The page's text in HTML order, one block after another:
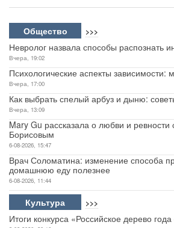
Общество >>>
Невролог назвала способы распознать
Вчера, 19:02
Психологические аспекты зависимости:
Вчера, 17:00
Как выбрать спелый арбуз и дыню:
Вчера, 13:09
Mary Gu рассказала о любви и ревности
Борисовым
6-08-2026, 15:47
Врач Соломатина: изменение способа
домашнюю еду полезнее
6-08-2026, 11:44
Культура >>>
Итоги конкурса «Российское дерево